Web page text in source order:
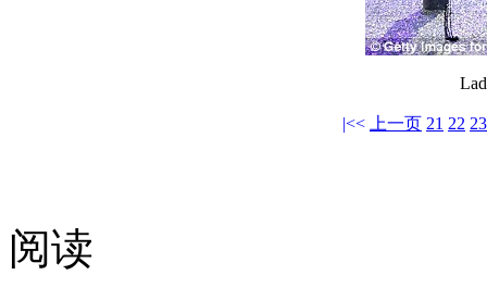
|<< 上一页 21 22 23
阅读